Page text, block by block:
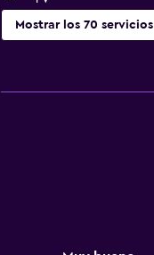
Mostrar los 70 servicios
Wifi gratis